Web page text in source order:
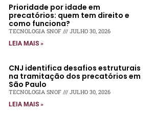
Prioridade por idade em
precatórios: quem tem direito e
como funciona?
TECNOLOGIA SNOF JULHO 30, 2026
LEIA MAIS »
CNJ identifica desafios estruturais
na tramitação dos precatórios em
São Paulo
TECNOLOGIA SNOF JULHO 30, 2026
LEIA MAIS »